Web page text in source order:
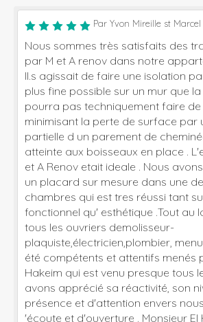
Par Yvon Mireille st Marcel
Nous sommes très satisfaits des
par M et A renov dans notre
Il.s agissait de faire une isolation
plus fine possible sur un mur que
pourra pas techniquement faire de
minimisant la perte de surface par
partielle d un parement de
atteinte aux boisseaux en place .
et A Renov etait ideale . Nous
un placard sur mesure dans une
chambres qui est tres réussi tant
fonctionnel qu' esthétique .Tout au
tous les ouvriers demolisseur-
plaquiste,électricien,plombier,
été compétents et attentifs menés
Hakeim qui est venu presque tous
avons apprécié sa réactivité, son
présence et d'attention envers
'écoute et d'ouverture . Monsieur El